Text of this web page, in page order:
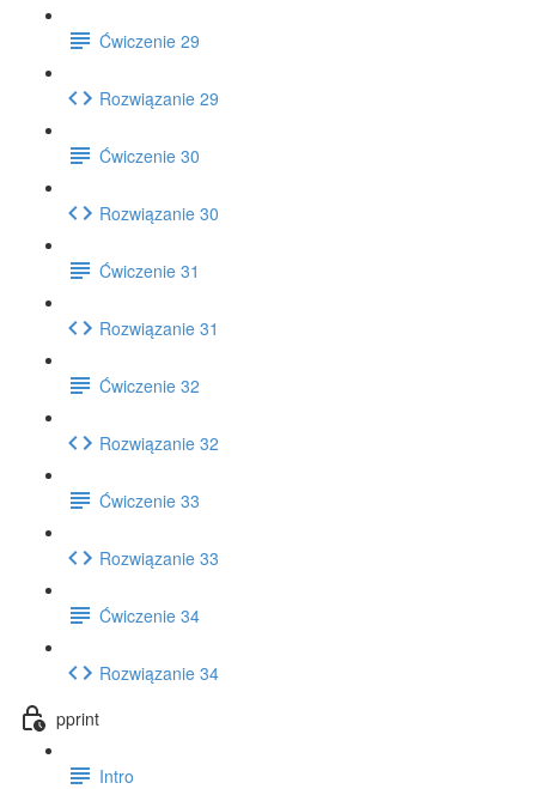
Ćwiczenie 29
Rozwiązanie 29
Ćwiczenie 30
Rozwiązanie 30
Ćwiczenie 31
Rozwiązanie 31
Ćwiczenie 32
Rozwiązanie 32
Ćwiczenie 33
Rozwiązanie 33
Ćwiczenie 34
Rozwiązanie 34
pprint
Intro